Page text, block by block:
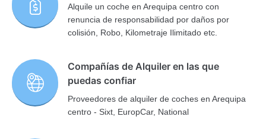
Alquile un coche en Arequipa centro con
renuncia de responsabilidad por daños por
colisión, Robo, Kilometraje Ilimitado etc.
Compañías de Alquiler en las que
puedas confiar
Proveedores de alquiler de coches en Arequipa
centro - Sixt, EuropCar, National